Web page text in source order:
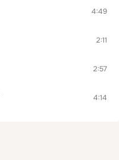
4:49
2:11
2:57
4:14